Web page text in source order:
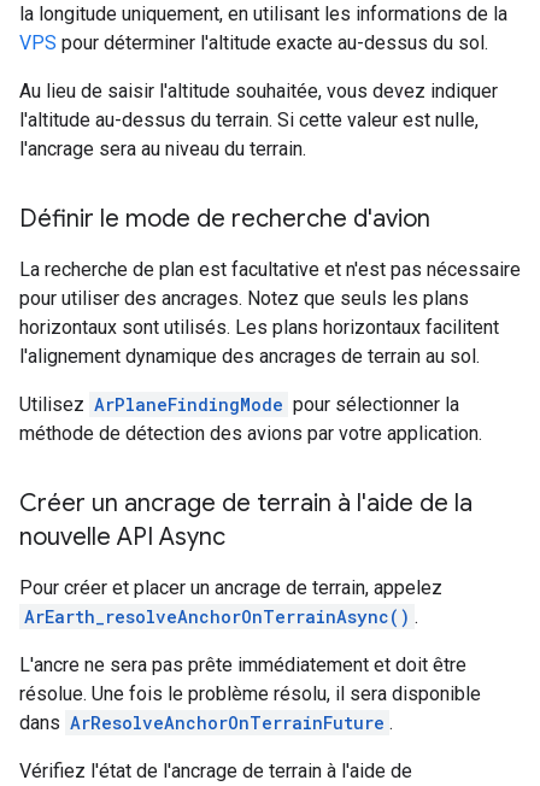
la longitude uniquement, en utilisant les informations de la
VPS pour déterminer l'altitude exacte au-dessus du sol.
Au lieu de saisir l'altitude souhaitée, vous devez indiquer
l'altitude au-dessus du terrain. Si cette valeur est nulle,
l'ancrage sera au niveau du terrain.
Définir le mode de recherche d'avion
La recherche de plan est facultative et n'est pas nécessaire
pour utiliser des ancrages. Notez que seuls les plans
horizontaux sont utilisés. Les plans horizontaux facilitent
l'alignement dynamique des ancrages de terrain au sol.
Utilisez ArPlaneFindingMode pour sélectionner la
méthode de détection des avions par votre application.
Créer un ancrage de terrain à l'aide de la
nouvelle API Async
Pour créer et placer un ancrage de terrain, appelez
ArEarth_resolveAnchorOnTerrainAsync() .
L'ancre ne sera pas prête immédiatement et doit être
résolue. Une fois le problème résolu, il sera disponible
dans ArResolveAnchorOnTerrainFuture .
Vérifiez l'état de l'ancrage de terrain à l'aide de